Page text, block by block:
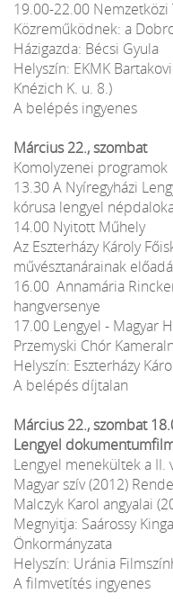
19.00-22.00 Nemzetközi
Közreműködnek: a
Házigazda: Bécsi Gyula
Helyszín: EKMK
Knézich K. u. 8.)
A belépés ingyenes
Március 22., szombat
Komolyzenei programok
13.30 A Nyíregyházi
kórusa lengyel
14.00 Nyitott Műhely
Az Eszterházy Károly
művésztanárainak
16.00 Annamária
hangversenye
17.00 Lengyel - Magyar
Przemyski Chór
Helyszín: Eszterházy
A belépés díjtalan
Március 22., szombat
Lengyel
Lengyel menekültek a II.
Magyar szív (2012)
Malczyk Karol angyalai
Megnyitja: Saárossy
Önkormányzata
Helyszín: Uránia
A filmvetítés ingyenes